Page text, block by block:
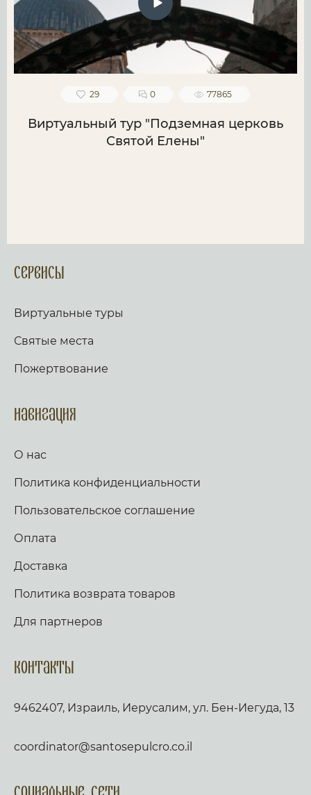
29 0 77865
Виртуальный тур "Подземная церковь
Святой Елены"
Сервисы
Виртуальные туры
Святые места
Пожертвование
Навигация
О нас
Политика конфиденциальности
Пользовательское соглашение
Оплата
Доставка
Политика возврата товаров
Для партнеров
Контакты
9462407, Израиль, Иерусалим, ул. Бен-Иегуда, 13
coordinator@santosepulcro.co.il